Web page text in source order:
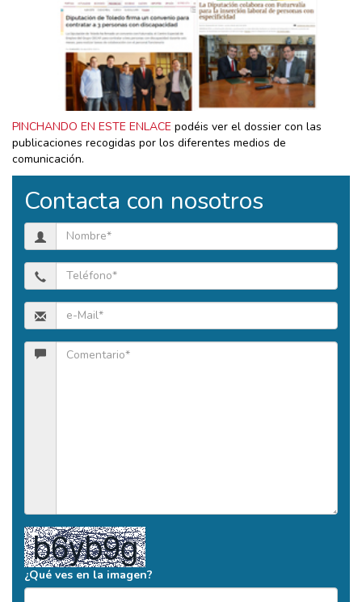
PINCHANDO EN ESTE ENLACE podéis ver el dossier con las
publicaciones recogidas por los diferentes medios de
comunicación.
Contacta con nosotros
¿Qué ves en la imagen?